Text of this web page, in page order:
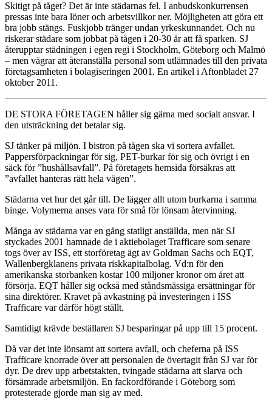
Skitigt på tåget? Det är inte städarnas fel. I anbudskonkurrensen
pressas inte bara löner och arbetsvillkor ner. Möjligheten att göra ett
bra jobb stängs. Fuskjobb tränger undan yrkeskunnandet. Och nu
riskerar städare som jobbat på tågen i 20-30 år att få sparken. SJ
återupptar städningen i egen regi i Stockholm, Göteborg och Malmö
– men vägrar att återanställa personal som utlämnades till den privata
företagsamheten i bolagiseringen 2001. En artikel i Aftonbladet 27
oktober 2011.
DE STORA FÖRETAGEN håller sig gärna med socialt ansvar. I
den utsträckning det betalar sig.
SJ tänker på miljön. I bistron på tågen ska vi sortera avfallet.
Pappersförpackningar för sig, PET-burkar för sig och övrigt i en
säck för ”hushållsavfall”. På företagets hemsida försäkras att
”avfallet hanteras rätt hela vägen”.
Städarna vet hur det går till. De lägger allt utom burkarna i samma
binge. Volymerna anses vara för små för lönsam återvinning.
Många av städarna var en gång statligt anställda, men när SJ
styckades 2001 hamnade de i aktiebolaget Trafficare som senare
togs över av ISS, ett storföretag ägt av Goldman Sachs och EQT,
Wallenbergklanens privata riskkapitalbolag. Vd:n för den
amerikanska storbanken kostar 100 miljoner kronor om året att
försörja. EQT håller sig också med ståndsmässiga ersättningar för
sina direktörer. Kravet på avkastning på investeringen i ISS
Trafficare var därför högt ställt.
Samtidigt krävde beställaren SJ besparingar på upp till 15 procent.
Då var det inte lönsamt att sortera avfall, och cheferna på ISS
Trafficare knorrade över att personalen de övertagit från SJ var för
dyr. De drev upp arbetstakten, tvingade städarna att slarva och
försämrade arbetsmiljön. En fackordförande i Göteborg som
protesterade gjorde man sig av med.